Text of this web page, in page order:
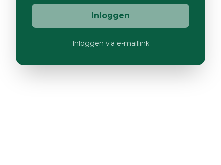
Inloggen
Inloggen via e-maillink